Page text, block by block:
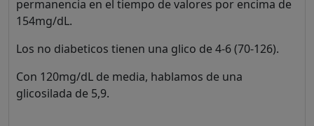
permanencia en el tiempo de valores por encima de
154mg/dL.
Los no diabeticos tienen una glico de 4-6 (70-126).
Con 120mg/dL de media, hablamos de una
glicosilada de 5,9.